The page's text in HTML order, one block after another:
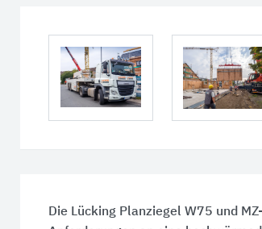
Die Lücking Planziegel W75 und